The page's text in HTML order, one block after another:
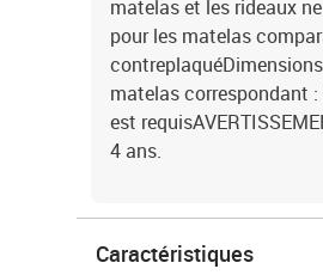
matelas et les rideaux
pour les matelas
matelas correspondant
est
4 ans.
Caractéristiques